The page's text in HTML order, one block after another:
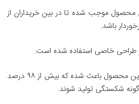
محصول موجب شده تا در بین خریداران از
باشد.
طراحی خاصی استفاده شده است.
طراحی خاص در تولید این محصول باعث شده که بیش از ۹۸ درصد
شکستگی تولید شوند.